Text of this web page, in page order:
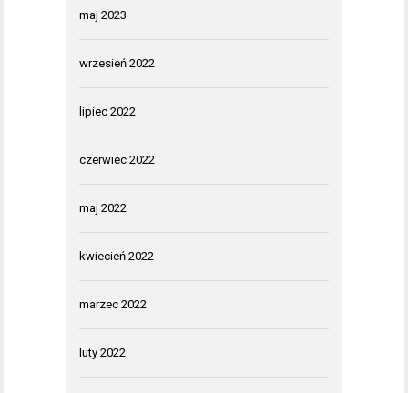
maj 2023
wrzesień 2022
lipiec 2022
czerwiec 2022
maj 2022
kwiecień 2022
marzec 2022
luty 2022